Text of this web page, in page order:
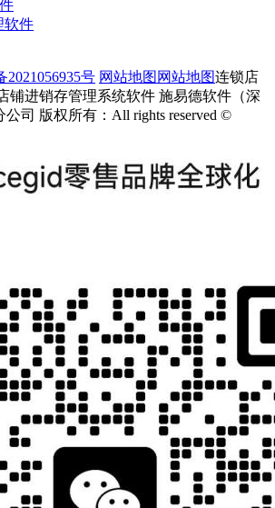
软件
2021056935号 网站地图 网站地图连锁店
铺进销存管理系统软件 施易德软件（深
司 版权所有：All rights reserved ©